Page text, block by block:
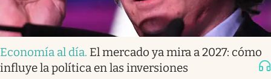
Economía al día. El mercado ya mira a 2027: cómo
influye la política en las inversiones